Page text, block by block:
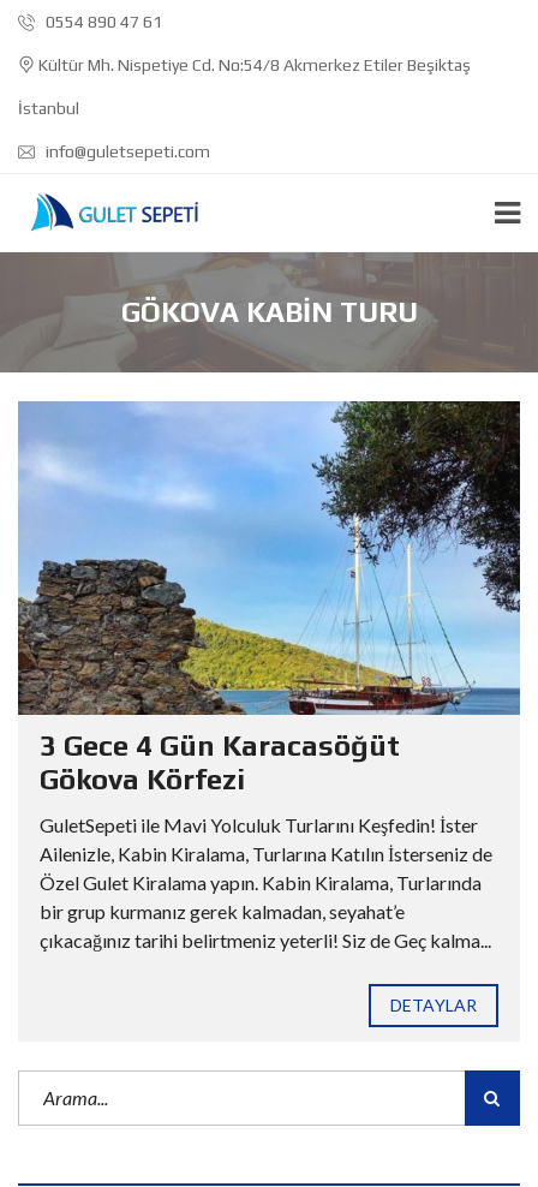
0554 890 47 61
Kültür Mh. Nispetiye Cd. No:54/8 Akmerkez Etiler Beşiktaş
İstanbul
info@guletsepeti.com
GÖKOVA KABIN TURU
3 Gece 4 Gün Karacasöğüt
Gökova Körfezi
GuletSepeti ile Mavi Yolculuk Turlarını Keşfedin! İster
Ailenizle, Kabin Kiralama, Turlarına Katılın İsterseniz de
Özel Gulet Kiralama yapın. Kabin Kiralama, Turlarında
bir grup kurmanız gerek kalmadan, seyahat’e
çıkacağınız tarihi belirtmeniz yeterli! Siz de Geç kalma...
DETAYLAR